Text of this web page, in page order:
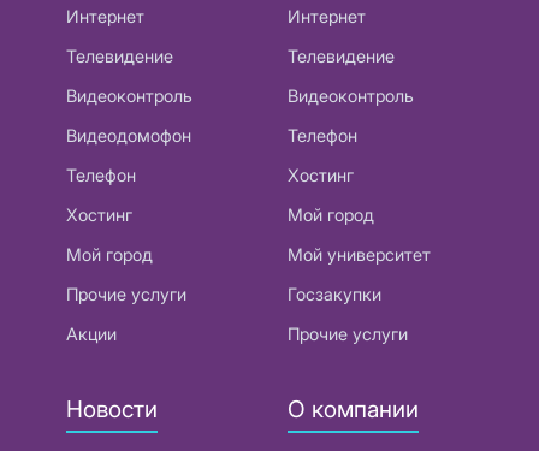
Интернет
Телевидение
Видеоконтроль
Видеодомофон
Телефон
Хостинг
Мой город
Прочие услуги
Акции
Интернет
Телевидение
Видеоконтроль
Телефон
Хостинг
Мой город
Мой университет
Госзакупки
Прочие услуги
Новости О компании